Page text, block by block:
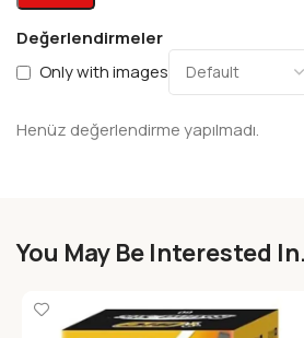
Değerlendirmeler
Only with images
Henüz değerlendirme yapılmadı.
You May Be Interested